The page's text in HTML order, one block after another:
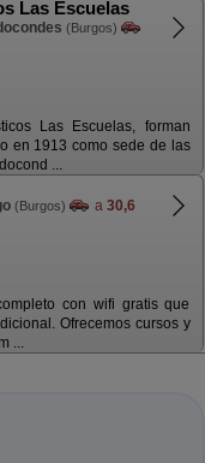
Las Escuelas
(Burgos)
Las Escuelas, forman
en 1913 como sede de las
...
(Burgos) a 30,6
con wifi gratis que
Ofrecemos cursos y
...